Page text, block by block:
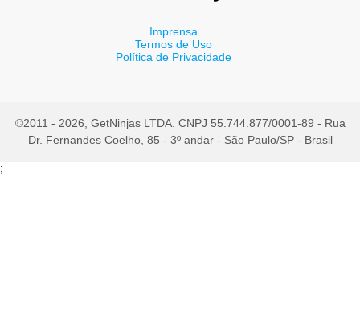
Imprensa
Termos de Uso
Política de Privacidade
©2011 - 2026, GetNinjas LTDA. CNPJ 55.744.877/0001-89 - Rua
Dr. Fernandes Coelho, 85 - 3º andar - São Paulo/SP - Brasil
;